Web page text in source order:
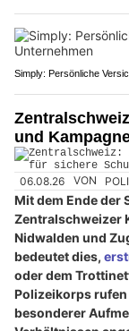
Simply: Persönliche
und
06.08.26 VON
Mit dem Ende der
Zentralschweizer
Nidwalden und
bedeutet dies,
oder dem
Polizeikorps
besonderer